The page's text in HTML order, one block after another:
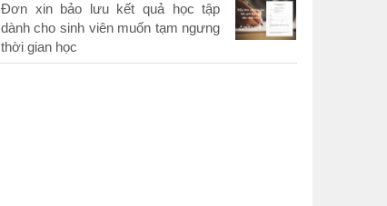
Đơn xin bảo lưu kết quả học tập
dành cho sinh viên muốn tạm ngưng
thời gian học